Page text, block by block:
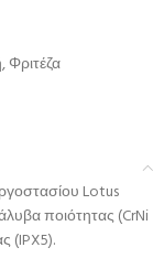
,Φριτέζα
Lotus
ποιότητας (CrNi
(IPX5).